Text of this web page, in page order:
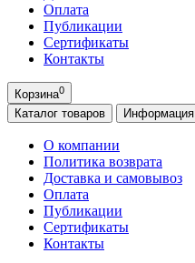
Оплата
Публикации
Сертификаты
Контакты
Корзина0
Каталог товаров Информация
О компании
Политика возврата
Доставка и самовывоз
Оплата
Публикации
Сертификаты
Контакты